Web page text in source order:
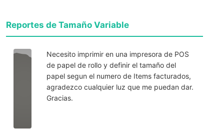
Reportes de Tamaño Variable
Necesito imprimir en una impresora de POS
de papel de rollo y definir el tamaño del
papel segun el numero de Items facturados,
agradezco cualquier luz que me puedan dar.
Gracias.